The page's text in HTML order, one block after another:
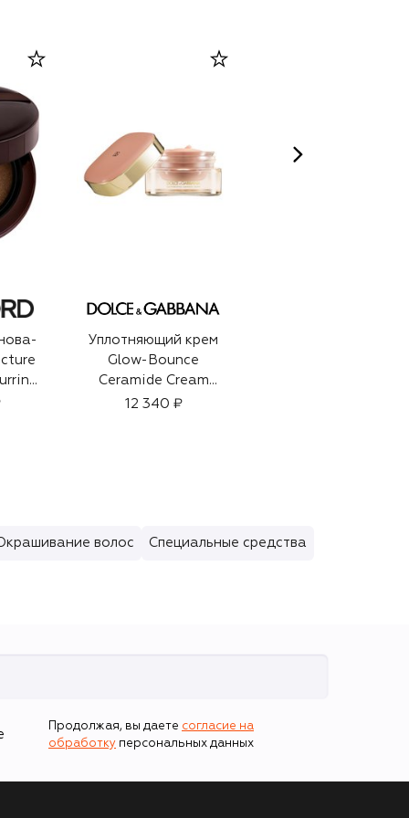
Уплотняющий крем
Glow-Bounce
Ceramide Cream
(50ml)
12 340 ₽
волос Специальные средства
Продолжая, вы даете согласие на
обработку персональных данных